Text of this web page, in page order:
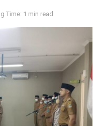
Time: 1 min read